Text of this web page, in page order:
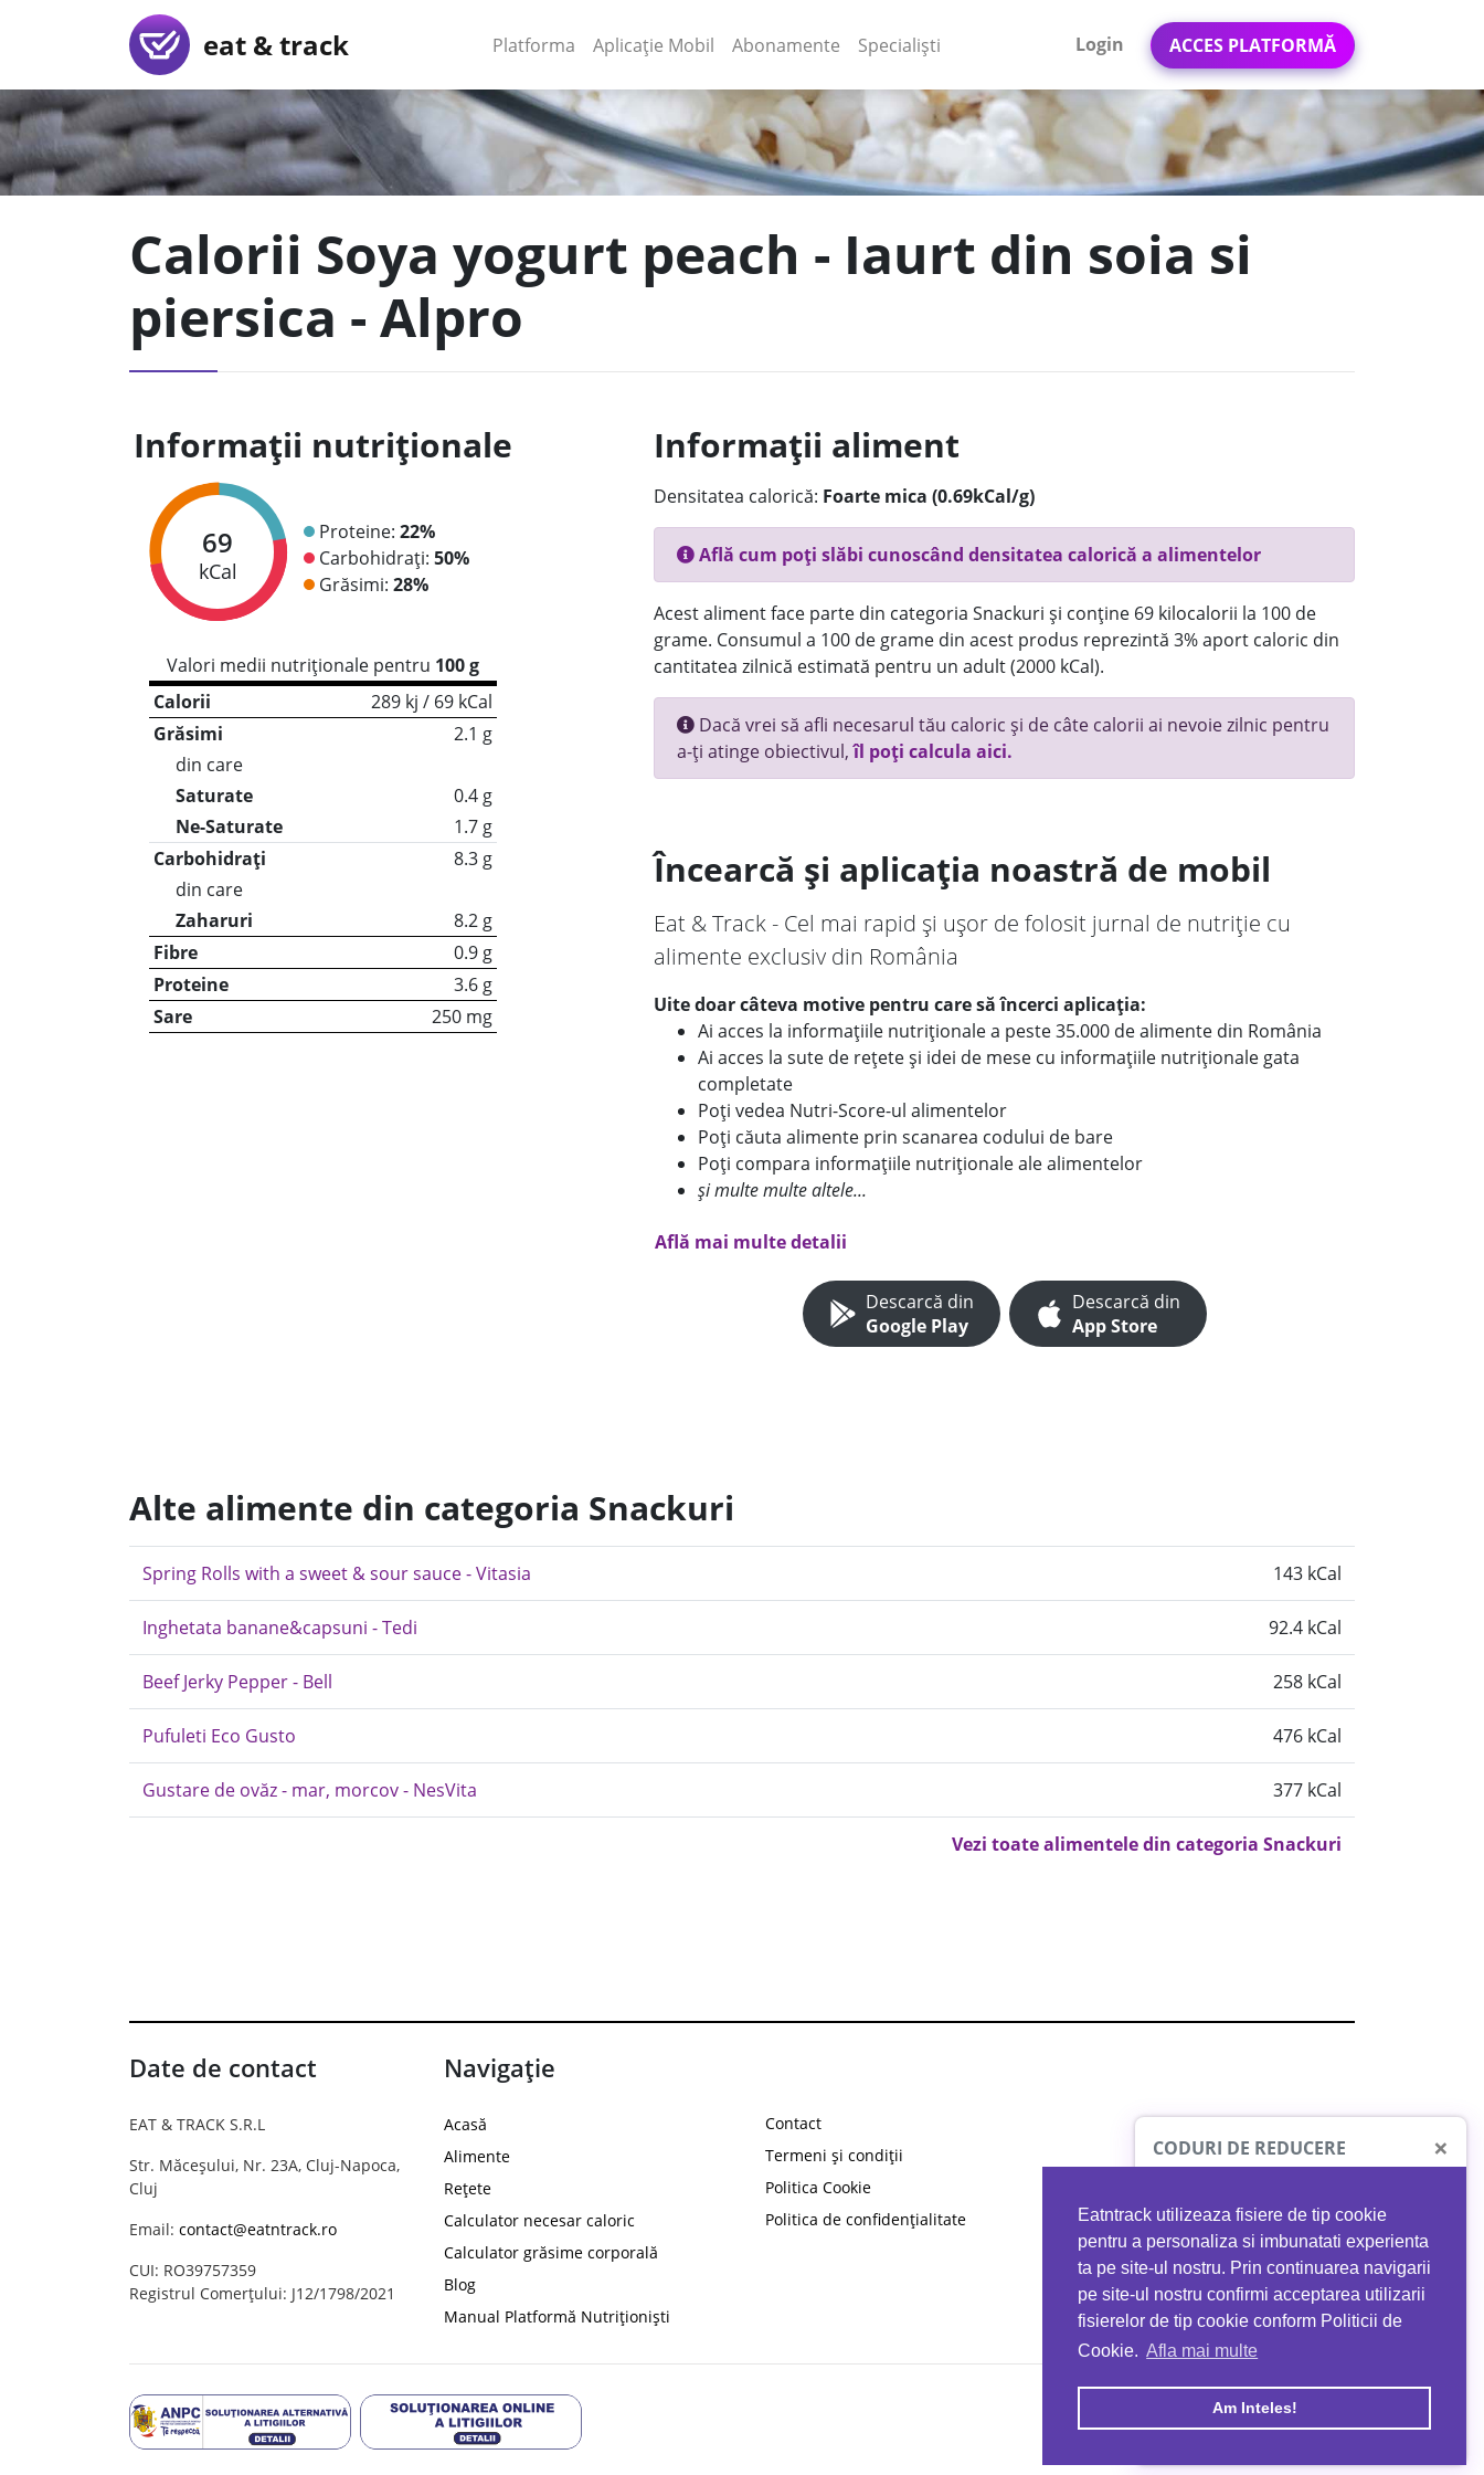
Eatntrack utilizeaza fisiere de tip cookie
pentru a personaliza si imbunatati experienta
ta pe site-ul nostru. Prin continuarea navigarii
pe site-ul nostru confirmi acceptarea utilizarii
fisierelor de tip cookie conform Politicii de
Cookie. Afla mai multe
Am Inteles!
eat & track Platforma (current)
Aplicație Mobil (current)
Abonamente Specialiști Login ACCES PLATFORMĂ
Calorii Soya yogurt peach - Iaurt din soia si
piersica - Alpro
Informații nutriționale
69
kCal
Proteine: 22%
Carbohidrați: 50%
Grăsimi: 28%
Valori medii nutriționale pentru 100 g
Calorii
289 kj / 69 kCal
Grăsimi
2.1 g
din care
Saturate
0.4 g
Ne-Saturate
1.7 g
Carbohidrați
8.3 g
din care
Zaharuri
8.2 g
Fibre
0.9 g
Proteine
3.6 g
Sare
250 mg
Informații aliment
Densitatea calorică: Foarte mica (0.69kCal/g)
Află cum poți slăbi cunoscând densitatea calorică a alimentelor
Acest aliment face parte din categoria Snackuri și conține 69 kilocalorii la 100 de
grame. Consumul a 100 de grame din acest produs reprezintă 3% aport caloric din
cantitatea zilnică estimată pentru un adult (2000 kCal).
Dacă vrei să afli necesarul tău caloric și de câte calorii ai nevoie zilnic pentru
a-ți atinge obiectivul,îl poți calcula aici.
Încearcă și aplicația noastră de mobil
Eat & Track - Cel mai rapid și ușor de folosit jurnal de nutriție cu
alimente exclusiv din România
Uite doar câteva motive pentru care să încerci aplicația:
Ai acces la informațiile nutriționale a peste 35.000 de alimente din România
Ai acces la sute de rețete și idei de mese cu informațiile nutriționale gata
completate
Poți vedea Nutri-Score-ul alimentelor
Poți căuta alimente prin scanarea codului de bare
Poți compara informațiile nutriționale ale alimentelor
și multe multe altele...
Află mai multe detalii
Descarcă din
Google Play
Descarcă din
App Store
Alte alimente din categoria Snackuri
Spring Rolls with a sweet & sour sauce - Vitasia 143 kCal
Inghetata banane&capsuni - Tedi 92.4 kCal
Beef Jerky Pepper - Bell 258 kCal
Pufuleti Eco Gusto 476 kCal
Gustare de ovăz - mar, morcov - NesVita 377 kCal
Vezi toate alimentele din categoria Snackuri
Date de contact
EAT & TRACK S.R.L
Str. Măceșului, Nr. 23A, Cluj-Napoca,
Cluj
Email: contact@eatntrack.ro
CUI: RO39757359
Registrul Comerțului: J12/1798/2021
Navigație
Acasă
Alimente
Rețete
Calculator necesar caloric
Calculator grăsime corporală
Blog
Manual Platformă Nutriționiști
Contact
Termeni și condiții
Politica Cookie
Politica de confidențialitate
CODURI DE REDUCERE ×
PROTO41
reducere la orice comandă
EATNTRACK
MYPROTEIN
Ai40%reducere la orice comandă
folosind codul EATTRACK